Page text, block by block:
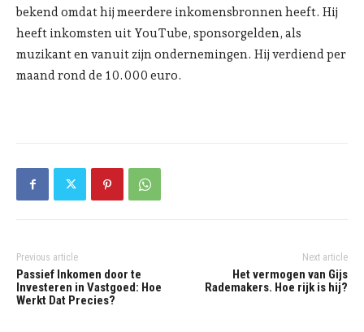
bekend omdat hij meerdere inkomensbronnen heeft. Hij
heeft inkomsten uit YouTube, sponsorgelden, als
muzikant en vanuit zijn ondernemingen. Hij verdiend per
maand rond de 10.000 euro.
Previous article
Passief Inkomen door te
Investeren in Vastgoed: Hoe
Werkt Dat Precies?
Next article
Het vermogen van Gijs
Rademakers. Hoe rijk is hij?